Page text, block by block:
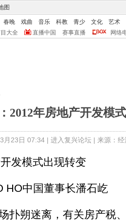
图
春晚 戏曲 音乐 科教 青少 文化
艺术
大全 直播中国 赛事直播 网络
2012年房地产开发模
月23日 07:34 | 进入复兴论坛| 来源：
模式出现转变
中国董事长潘石屹
朔迷离，有关房产税